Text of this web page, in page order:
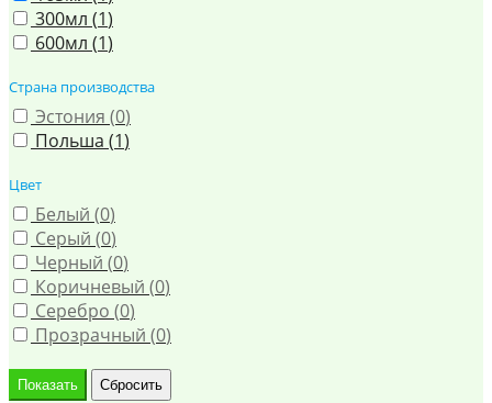
300мл (1)
600мл (1)
Страна производства
Эстония (0)
Польша (1)
Цвет
Белый (0)
Серый (0)
Черный (0)
Коричневый (0)
Серебро (0)
Прозрачный (0)